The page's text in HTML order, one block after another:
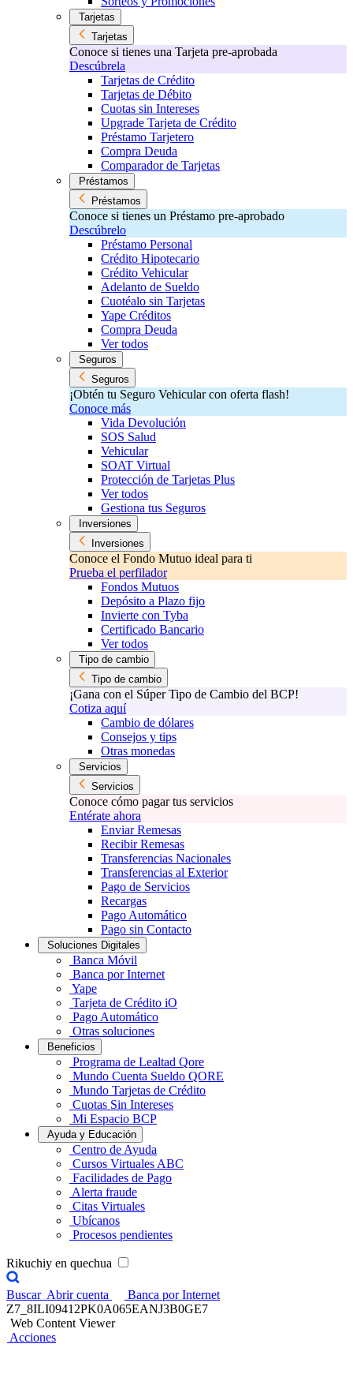
Tarjetas
Tarjetas
Conoce si tienes una Tarjeta pre-aprobada
Descúbrela
Tarjetas de Crédito
Tarjetas de Débito
Cuotas sin Intereses
Upgrade Tarjeta de Crédito
Préstamo Tarjetero
Compra Deuda
Comparador de Tarjetas
Préstamos
Préstamos
Conoce si tienes un Préstamo pre-aprobado
Descúbrelo
Préstamo Personal
Crédito Hipotecario
Crédito Vehicular
Adelanto de Sueldo
Cuotéalo sin Tarjetas
Yape Créditos
Compra Deuda
Ver todos
Seguros
Seguros
¡Obtén tu Seguro Vehicular con oferta flash!
Conoce más
Vida Devolución
SOS Salud
Vehicular
SOAT Virtual
Protección de Tarjetas Plus
Ver todos
Gestiona tus Seguros
Inversiones
Inversiones
Conoce el Fondo Mutuo ideal para ti
Prueba el perfilador
Fondos Mutuos
Depósito a Plazo fijo
Invierte con Tyba
Certificado Bancario
Ver todos
Tipo de cambio
Tipo de cambio
¡Gana con el Súper Tipo de Cambio del BCP!
Cotiza aquí
Cambio de dólares
Consejos y tips
Otras monedas
Servicios
Servicios
Conoce cómo pagar tus servicios
Entérate ahora
Enviar Remesas
Recibir Remesas
Transferencias Nacionales
Transferencias al Exterior
Pago de Servicios
Recargas
Pago Automático
Pago sin Contacto
Soluciones Digitales
Banca Móvil
Banca por Internet
Yape
Tarjeta de Crédito iO
Pago Automático
Otras soluciones
Beneficios
Programa de Lealtad Qore
Mundo Cuenta Sueldo QORE
Mundo Tarjetas de Crédito
Cuotas Sin Intereses
Mi Espacio BCP
Ayuda y Educación
Centro de Ayuda
Cursos Virtuales ABC
Facilidades de Pago
Alerta fraude
Citas Virtuales
Ubícanos
Procesos pendientes
Rikuchiy en quechua
Buscar Abrir cuenta
Banca por Internet
Z7_8ILI09412PK0A065EANJ3B0GE7
Web Content Viewer
Acciones